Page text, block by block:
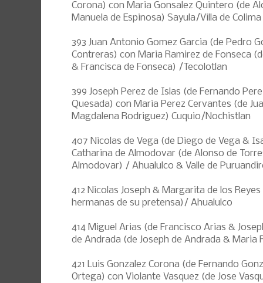
Corona) con Maria Gonsalez Quintero (de
Manuela de Espinosa) Sayula/Villa de Colima
393 Juan Antonio Gomez Garcia (de Pedro
Contreras) con Maria Ramirez de Fonseca
& Francisca de Fonseca) /Tecolotlan
399 Joseph Perez de Islas (de Fernando
Quesada) con Maria Perez Cervantes (de
Magdalena Rodriguez) Cuquio/Nochistlan
407 Nicolas de Vega (de Diego de Vega &
Catharina de Almodovar (de Alonso de
Almodovar) / Ahualulco & Valle de
412 Nicolas Joseph & Margarita de los
hermanas de su pretensa)/ Ahualulco
414 Miguel Arias (de Francisco Arias &
de Andrada (de Joseph de Andrada & Maria
421 Luis Gonzalez Corona (de Fernando
Ortega) con Violante Vasquez (de Jose